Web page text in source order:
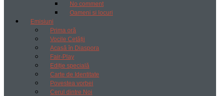
No comment
Oameni si locuri
Emisiuni
Prima oră
Vocile Cetății
Acasă în Diaspora
Fair-Play
Ediție specială
Carte de Identitate
Povestea vorbei
Cerul dintre Noi